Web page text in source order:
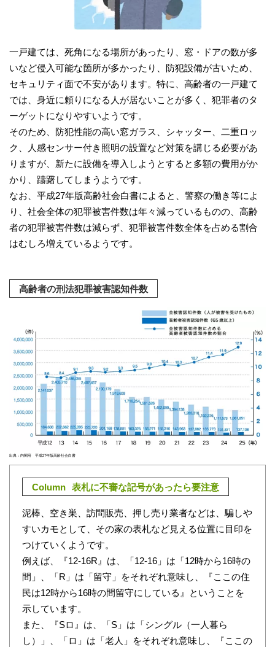
一戸建ては、死角になる場所があったり、窓・ドアの数が多
いなど侵入可能な箇所が多かったり、防犯設備が古いため、
セキュリティ面で不安があります。特に、高齢者の一戸建て
では、身近に頼りになる人が居ないことが多く、犯罪者のタ
ーゲットになりやすいようです。
そのため、防犯性能の高い窓ガラス、シャッター、二重ロッ
ク、人感センサー付き照明の設置など対策を講じる必要があ
りますが、新たに設備を導入しようとすると多額の費用がか
かり、躊躇してしまうようです。
なお、平成27年版高齢社会白書によると、警察の働き等によ
り、社会全体の犯罪被害件数は年々減っているものの、高齢
者の犯罪被害件数は減らず、犯罪被害件数全体を占める割合
はむしろ増えているようです。
高齢者の刑法犯罪被害認知件数
出典：内閣府 平成27年版高齢社会白書
Column 表札に不審な記号があったら要注意
泥棒、空き巣、訪問販売、押し売り業者などは、騙しや
すいカモとして、その家の表札など見える位置に目印を
つけていくようです。
例えば、『12-16R』は、「12-16」は「12時から16時の
間」、「R」は「留守」をそれぞれ意味し、『ここの住
民は12時から16時の間留守にしている』ということを
示しています。
また、『Sロ』は、「S」は「シングル（一人暮ら
し）」、「ロ」は「老人」をそれぞれ意味し、『ここの